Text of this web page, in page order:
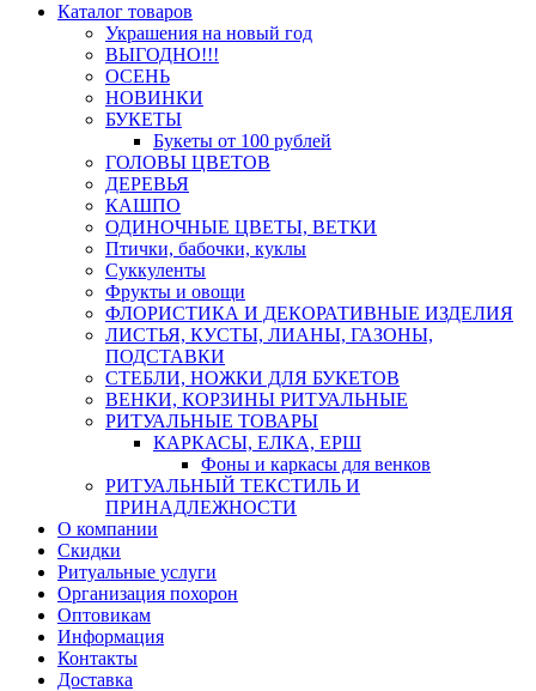
Каталог товаров
Украшения на новый год
ВЫГОДНО!!!
ОСЕНЬ
НОВИНКИ
БУКЕТЫ
Букеты от 100 рублей
ГОЛОВЫ ЦВЕТОВ
ДЕРЕВЬЯ
КАШПО
ОДИНОЧНЫЕ ЦВЕТЫ, ВЕТКИ
Птички, бабочки, куклы
Суккуленты
Фрукты и овощи
ФЛОРИСТИКА И ДЕКОРАТИВНЫЕ ИЗДЕЛИЯ
ЛИСТЬЯ, КУСТЫ, ЛИАНЫ, ГАЗОНЫ,
ПОДСТАВКИ
СТЕБЛИ, НОЖКИ ДЛЯ БУКЕТОВ
ВЕНКИ, КОРЗИНЫ РИТУАЛЬНЫЕ
РИТУАЛЬНЫЕ ТОВАРЫ
КАРКАСЫ, ЕЛКА, ЕРШ
Фоны и каркасы для венков
РИТУАЛЬНЫЙ ТЕКСТИЛЬ И
ПРИНАДЛЕЖНОСТИ
О компании
Скидки
Ритуальные услуги
Организация похорон
Оптовикам
Информация
Контакты
Доставка